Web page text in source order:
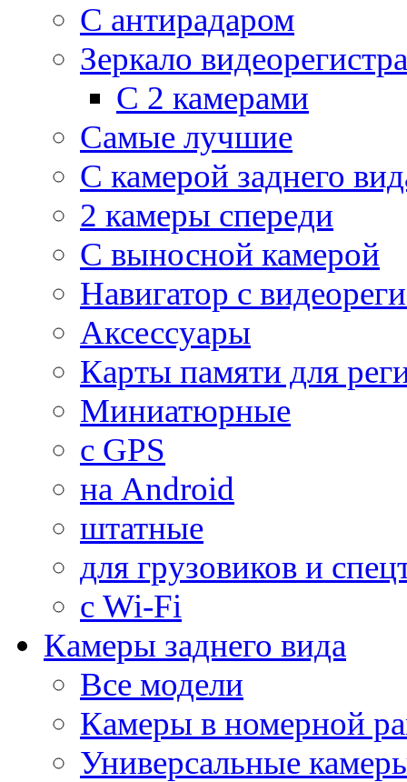
C антирадаром
Зеркало
С 2 камерами
Самые лучшие
С камерой заднего
2 камеры спереди
С выносной камерой
Навигатор с
Аксессуары
Карты памяти для
Миниатюрные
с GPS
на Android
штатные
для грузовиков и
с Wi-Fi
Камеры заднего вида
Все модели
Камеры в номерной
Универсальные